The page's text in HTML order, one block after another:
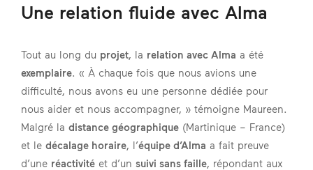
Une relation fluide avec Alma
Tout au long du projet, la relation avec Alma a été
exemplaire. « À chaque fois que nous avions une
difficulté, nous avons eu une personne dédiée pour
nous aider et nous accompagner, » témoigne Maureen.
Malgré la distance géographique (Martinique – France)
et le décalage horaire, l’équipe d’Alma a fait preuve
d’une réactivité et d’un suivi sans faille, répondant aux